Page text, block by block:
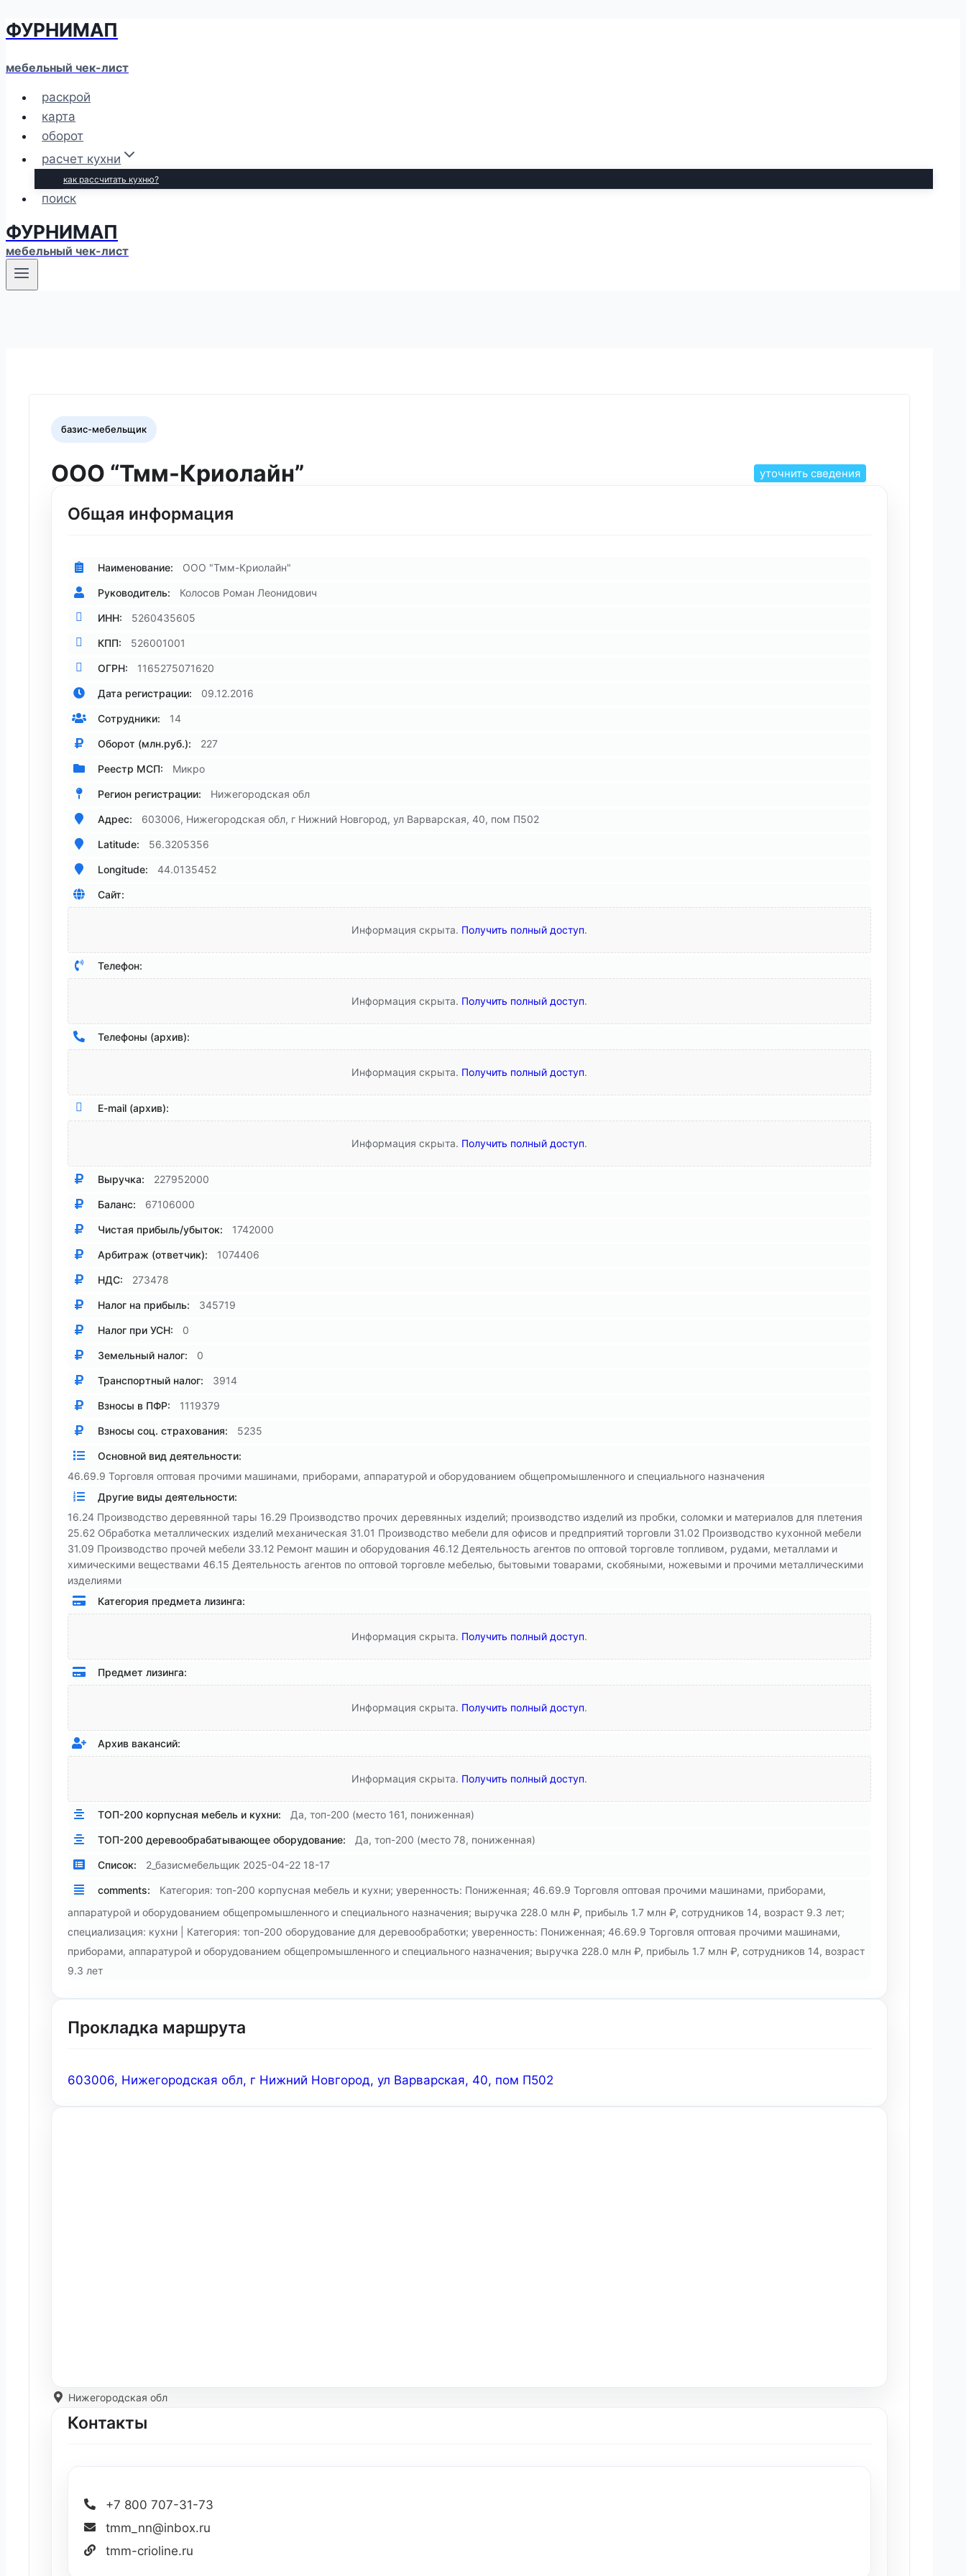
Перейти
содержимому
ФУРНИМАП
мебельный чек-лист
раскрой
карта
оборот
расчет кухни
как рассчитать кухню?
поиск
ФУРНИМАП
мебельный чек-лист
базис-мебельщик
ООО “Тмм-Криолайн” уточнить сведения
Общая информация
Наименование: ООО "Тмм-Криолайн"
Руководитель: Колосов Роман Леонидович
ИНН: 5260435605
КПП: 526001001
ОГРН: 1165275071620
Дата регистрации: 09.12.2016
Сотрудники: 14
Оборот (млн.руб.): 227
Реестр МСП: Микро
Регион регистрации: Нижегородская обл
Адрес: 603006, Нижегородская обл, г Нижний Новгород, ул Варварская, 40, пом П502
Latitude: 56.3205356
Longitude: 44.0135452
Сайт:
Информация скрыта. Получить полный доступ.
Телефон:
Информация скрыта. Получить полный доступ.
Телефоны (архив):
Информация скрыта. Получить полный доступ.
E-mail (архив):
Информация скрыта. Получить полный доступ.
Выручка: 227952000
Баланс: 67106000
Чистая прибыль/убыток: 1742000
Арбитраж (ответчик): 1074406
НДС: 273478
Налог на прибыль: 345719
Налог при УСН: 0
Земельный налог: 0
Транспортный налог: 3914
Взносы в ПФР: 1119379
Взносы соц. страхования: 5235
Основной вид деятельности:
46.69.9 Торговля оптовая прочими машинами, приборами, аппаратурой и оборудованием общепромышленного и специального назначения
Другие виды деятельности:
16.24 Производство деревянной тары 16.29 Производство прочих деревянных изделий; производство изделий из пробки, соломки и материалов для плетения
25.62 Обработка металлических изделий механическая 31.01 Производство мебели для офисов и предприятий торговли 31.02 Производство кухонной мебели
31.09 Производство прочей мебели 33.12 Ремонт машин и оборудования 46.12 Деятельность агентов по оптовой торговле топливом, рудами, металлами и
химическими веществами 46.15 Деятельность агентов по оптовой торговле мебелью, бытовыми товарами, скобяными, ножевыми и прочими металлическими
изделиями
Категория предмета лизинга:
Информация скрыта. Получить полный доступ.
Предмет лизинга:
Информация скрыта. Получить полный доступ.
Архив вакансий:
Информация скрыта. Получить полный доступ.
ТОП-200 корпусная мебель и кухни: Да, топ-200 (место 161, пониженная)
ТОП-200 деревообрабатывающее оборудование: Да, топ-200 (место 78, пониженная)
Список: 2_базисмебельщик 2025-04-22 18-17
comments:
Категория: топ-200 корпусная мебель и кухни; уверенность: Пониженная; 46.69.9 Торговля оптовая прочими машинами, приборами,
аппаратурой и оборудованием общепромышленного и специального назначения; выручка 228.0 млн ₽, прибыль 1.7 млн ₽, сотрудников 14, возраст 9.3 лет;
специализация: кухни | Категория: топ-200 оборудование для деревообработки; уверенность: Пониженная; 46.69.9 Торговля оптовая прочими машинами,
приборами, аппаратурой и оборудованием общепромышленного и специального назначения; выручка 228.0 млн ₽, прибыль 1.7 млн ₽, сотрудников 14, возраст
9.3 лет
Прокладка маршрута
603006, Нижегородская обл, г Нижний Новгород, ул Варварская, 40, пом П502
Нижегородская обл
Контакты
+7 800 707-31-73
tmm_nn@inbox.ru
tmm-crioline.ru